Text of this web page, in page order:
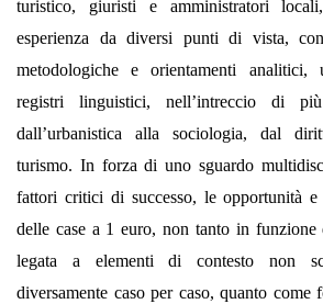
turistico, giuristi e amministratori
esperienza da diversi punti di vista,
metodologiche e orientamenti analitici,
registri linguistici, nell’intreccio di
dall’urbanistica alla sociologia, dal
turismo. In forza di uno sguardo
fattori critici di successo, le opportunità
delle case a 1 euro, non tanto in funzione
legata a elementi di contesto non
diversamente caso per caso, quanto come